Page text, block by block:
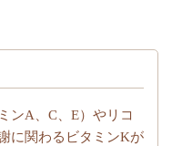
ンA、C、E）やリコ
に関わるビタミンKが